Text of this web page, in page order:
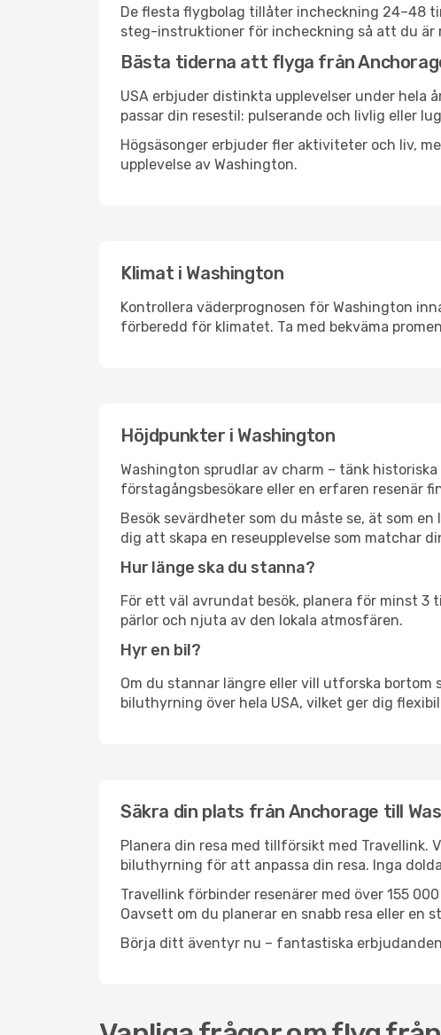
De flesta flygbolag tillåter incheckning 24–48
steg-instruktioner för incheckning så att du är
Bästa tiderna att flyga från
USA erbjuder distinkta upplevelser under hela
passar din resestil: pulserande och livlig eller
Högsäsonger erbjuder fler aktiviteter och liv,
upplevelse av Washington.
Klimat i Washington
Kontrollera väderprognosen för Washington
förberedd för klimatet. Ta med bekväma
Höjdpunkter i Washington
Washington sprudlar av charm – tänk
förstagångsbesökare eller en erfaren resenär
Besök sevärdheter som du måste se, ät som
dig att skapa en reseupplevelse som matchar
Hur länge ska du stanna?
För ett väl avrundat besök, planera för minst
pärlor och njuta av den lokala atmosfären.
Hyr en bil?
Om du stannar längre eller vill utforska
biluthyrning över hela USA, vilket ger dig
Säkra din plats från Anchorage till
Planera din resa med tillförsikt med
biluthyrning för att anpassa din resa. Inga
Travellink förbinder resenärer med över 155
Oavsett om du planerar en snabb resa eller en
Börja ditt äventyr nu – fantastiska